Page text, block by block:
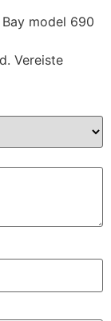
model 690
Vereiste